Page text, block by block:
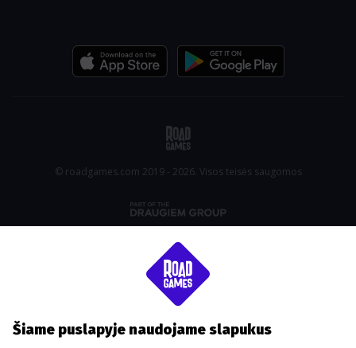
© roadgames.com 2019 - 2026. Visos teisės saugomos
Šiame puslapyje naudojame slapukus